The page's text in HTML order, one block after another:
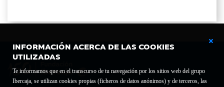
INFORMACIÓN ACERCA DE LAS COOKIES
UTILIZADAS
Te informamos que en el transcurso de tu navegación por los sitios web del grupo
Ibercaja, se utilizan cookies propias (ficheros de datos anónimos) y de terceros, las